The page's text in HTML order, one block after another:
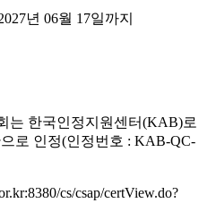
년 06월 17일까지
는 한국인정지원센터(KAB)로
로 인정(인정번호 : KAB-QC-
cs/csap/certView.do?